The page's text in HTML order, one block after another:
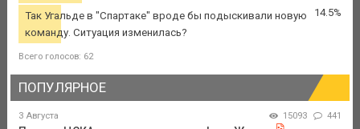
Так Угальде в "Спартаке" вроде бы подыскивали новую
команду. Ситуация изменилась?
14.5%
Всего голосов: 62
ПОПУЛЯРНОЕ
3 Августа 15093 441